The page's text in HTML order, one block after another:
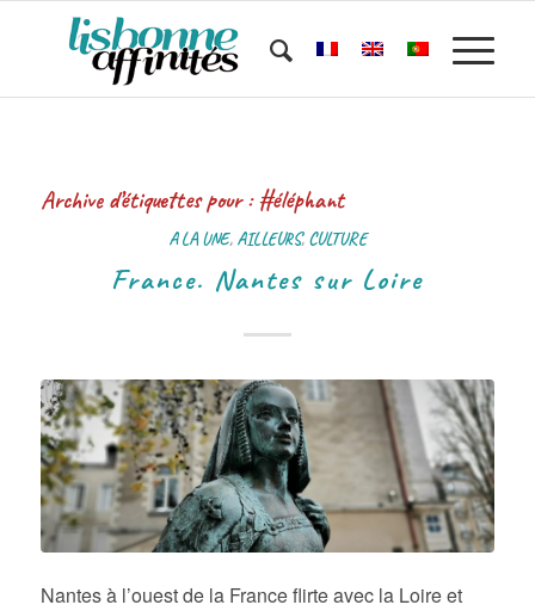
Archive d’étiquettes pour :#éléphant
A LA UNE, AILLEURS, CULTURE
France. Nantes sur Loire
Nantes à l’ouest de la France flirte avec la Loire et